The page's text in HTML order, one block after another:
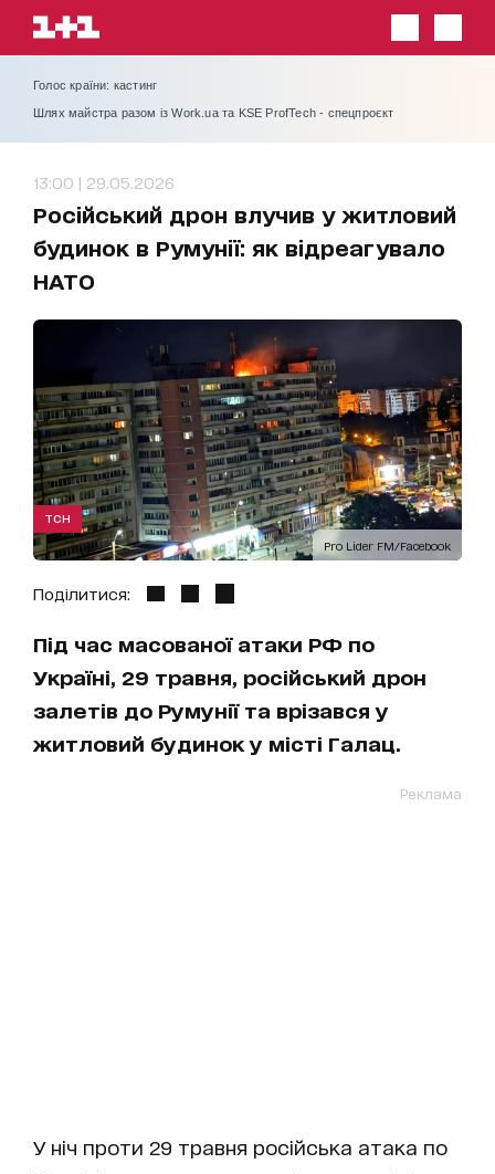
Голос країни: кастинг
Шлях майстра разом із Work.ua та KSE ProfTech - спецпроєкт
13:00 | 29.05.2026
Російський дрон влучив у житловий
будинок в Румунії: як відреагувало
НАТО
Pro Lider FM/Facebook
ТСН
Поділитися:
Під час масованої атаки РФ по
Україні, 29 травня, російський дрон
залетів до Румунії та врізався у
житловий будинок у місті Галац.
Реклама
У ніч проти 29 травня російська атака по